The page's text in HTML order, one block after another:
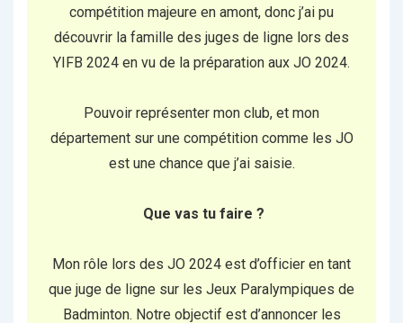
compétition majeure en amont, donc j’ai pu
découvrir la famille des juges de ligne lors des
YIFB 2024 en vu de la préparation aux JO 2024.
Pouvoir représenter mon club, et mon
département sur une compétition comme les JO
est une chance que j’ai saisie.
Que vas tu faire ?
Mon rôle lors des JO 2024 est d’officier en tant
que juge de ligne sur les Jeux Paralympiques de
Badminton. Notre objectif est d’annoncer les